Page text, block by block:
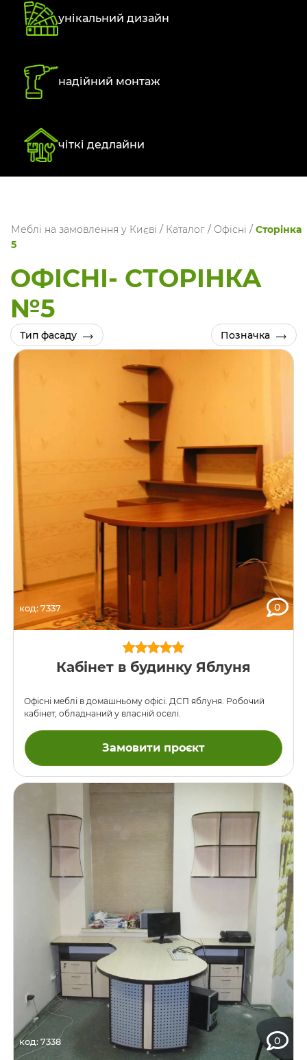
унікальний дизайн
надійний монтаж
чіткі дедлайни
Меблі на замовлення у Києві / Каталог / Офісні / Сторінка
5
ОФІСНІ- СТОРIНКА
№5
Тип фасаду Позначка
код: 7337 0
Кабінет в будинку Яблуня
Офісні меблі в домашньому офісі. ДСП яблуня. Робочий
кабінет, обладнаний у власній оселі.
Замовити проєкт
код: 7338 0